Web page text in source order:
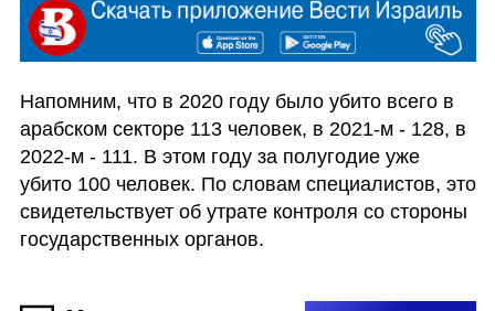
Напомним, что в 2020 году было убито всего в
арабском секторе 113 человек, в 2021-м - 128, в
2022-м - 111. В этом году за полугодие уже
убито 100 человек. По словам специалистов, это
свидетельствует об утрате контроля со стороны
государственных органов.